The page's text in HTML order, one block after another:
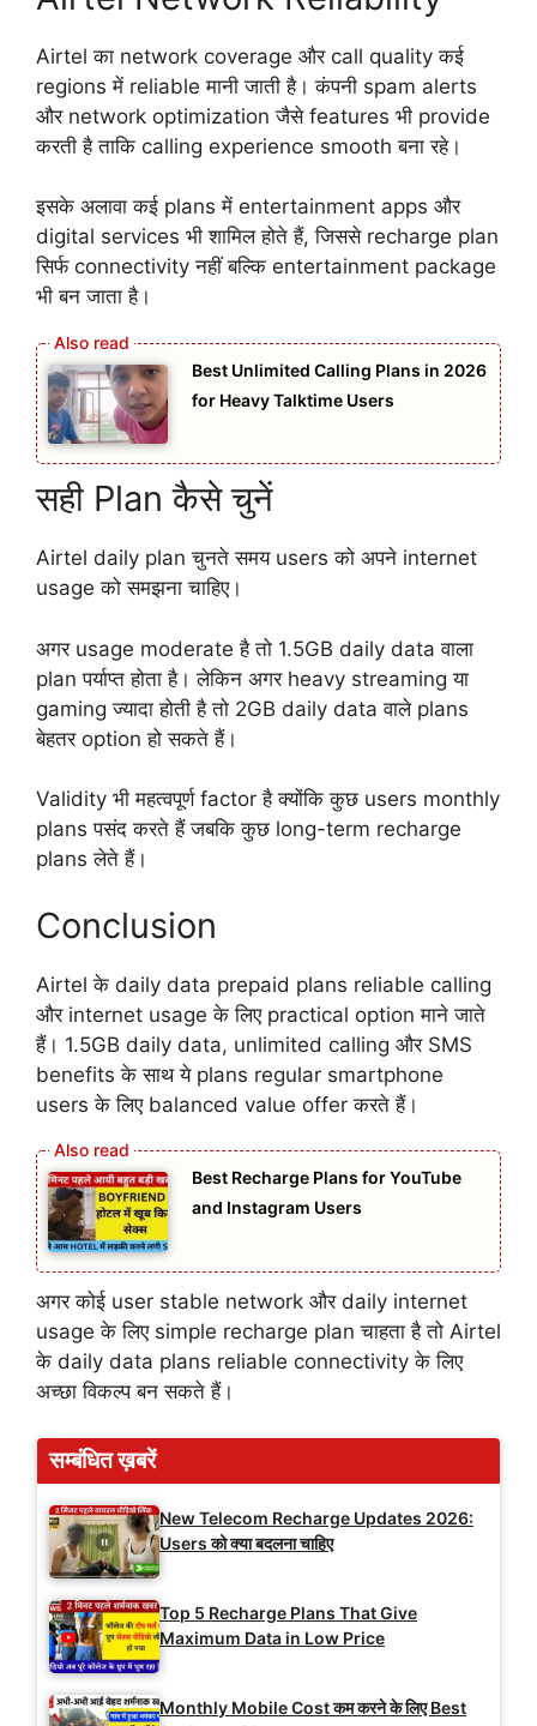
Airtel का network coverage और call quality कई
regions में reliable मानी जाती है। कंपनी spam alerts
और network optimization जैसे features भी provide
करती है ताकि calling experience smooth बना रहे।
इसके अलावा कई plans में entertainment apps और
digital services भी शामिल होते हैं, जिससे recharge plan
सिर्फ connectivity नहीं बल्कि entertainment package
भी बन जाता है।
Best Unlimited Calling Plans in 2026
for Heavy Talktime Users
सही Plan कैसे चुनें
Airtel daily plan चुनते समय users को अपने internet
usage को समझना चाहिए।
अगर usage moderate है तो 1.5GB daily data वाला
plan पर्याप्त होता है। लेकिन अगर heavy streaming या
gaming ज्यादा होती है तो 2GB daily data वाले plans
बेहतर option हो सकते हैं।
Validity भी महत्वपूर्ण factor है क्योंकि कुछ users monthly
plans पसंद करते हैं जबकि कुछ long-term recharge
plans लेते हैं।
Conclusion
Airtel के daily data prepaid plans reliable calling
और internet usage के लिए practical option माने जाते
हैं। 1.5GB daily data, unlimited calling और SMS
benefits के साथ ये plans regular smartphone
users के लिए balanced value offer करते हैं।
Best Recharge Plans for YouTube
and Instagram Users
अगर कोई user stable network और daily internet
usage के लिए simple recharge plan चाहता है तो Airtel
के daily data plans reliable connectivity के लिए
अच्छा विकल्प बन सकते हैं।
सम्बंधित ख़बरें
New Telecom Recharge Updates 2026:
Users को क्या बदलना चाहिए
Top 5 Recharge Plans That Give
Maximum Data in Low Price
Monthly Mobile Cost कम करने के लिए Best